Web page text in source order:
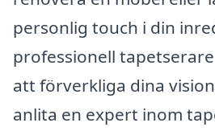
personlig touch i din
professionell
att förverkliga dina
anlita en expert inom